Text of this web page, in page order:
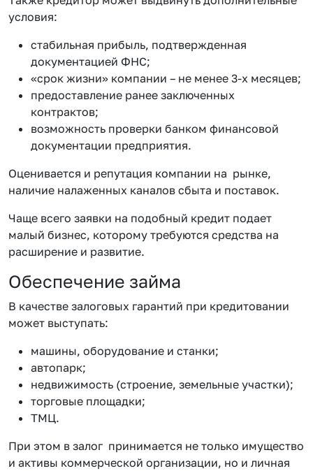
условия:
стабильная прибыль, подтвержденная
документацией ФНС;
«срок жизни» компании – не менее 3-х месяцев;
предоставление ранее заключенных
контрактов;
возможность проверки банком финансовой
документации предприятия.
Оценивается и репутация компании на рынке,
наличие налаженных каналов сбыта и поставок.
Чаще всего заявки на подобный кредит подает
малый бизнес, которому требуются средства на
расширение и развитие.
Обеспечение займа
В качестве залоговых гарантий при кредитовании
может выступать:
машины, оборудование и станки;
автопарк;
недвижимость (строение, земельные участки);
торговые площадки;
ТМЦ.
При этом в залог принимается не только имущество
и активы коммерческой организации, но и личная